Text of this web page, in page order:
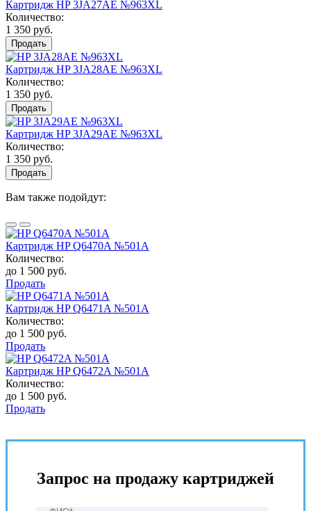
Картридж HP 3JA27AE №963XL
Количество:
1 350 руб.
Продать
Картридж HP 3JA28AE №963XL
Количество:
1 350 руб.
Продать
Картридж HP 3JA29AE №963XL
Количество:
1 350 руб.
Продать
Вам также подойдут:
Картридж HP Q6470A №501A
Количество:
до 1 500 руб.
Продать
Картридж HP Q6471A №501A
Количество:
до 1 500 руб.
Продать
Картридж HP Q6472A №501A
Количество:
до 1 500 руб.
Продать
Запрос на продажу картриджей